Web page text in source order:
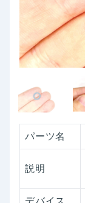
パーツ名
説明